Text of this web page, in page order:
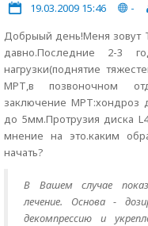
19.03.2009 15:46 -
Добрыый день!Меня зовут
давно.Последние 2-3
нагрузки(поднятие
МРТ,в позвоночном
заключение МРТ:хондроз
до 5мм.Протрузия диска
мнение на это.каким
начать?
В Вашем случае
лечение. Основа -
декомпрессию и